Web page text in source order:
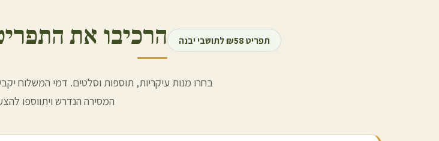
תפריט ₪58 לתושבי יבנה הרכיבו את
בחרו מנות עיקריות, תוספות וסלטים. דמי המשלוח
המסירה הנדרש ויתווספו